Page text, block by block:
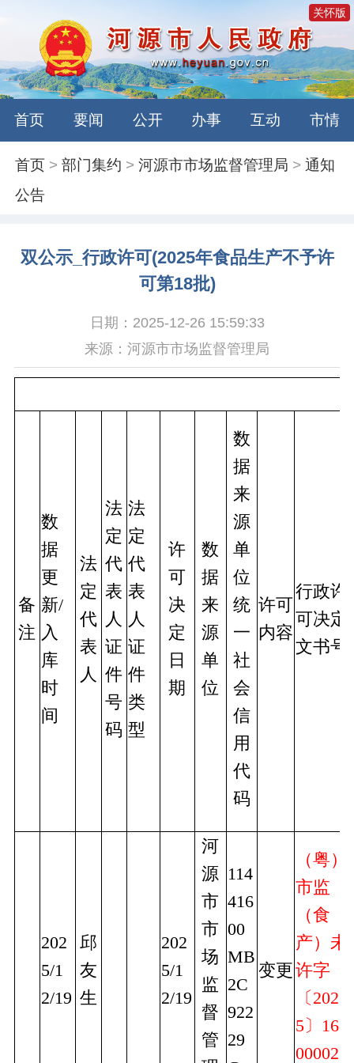
关怀版
首页 要闻 公开 办事 互动 市情
首页 >部门集约 >河源市市场监督管理局 >通知
公告
双公示_行政许可(2025年食品生产不予许
可第18批)
日期：2025-12-26 15:59:33
来源：河源市市场监督管理局
备
注
数
据
更
新/
入
库
时
间
法
定
代
表
人
法
定
代
表
人
证
件
号
码
法
定
代
表
人
证
件
类
型
许
可
决
定
日
期
数
据
来
源
单
位
数
据
来
源
单
位
统
一
社
会
信
用
代
码
许可
内容
行政许
可决定
文书号
202
5/1
2/19
邱
友
生
202
5/1
2/19
河
源
市
市
场
监
督
管
114
416
00
MB
2C
922
29
变更
（粤）
市监
（食
产）未
许字
〔202
5〕16-
000021